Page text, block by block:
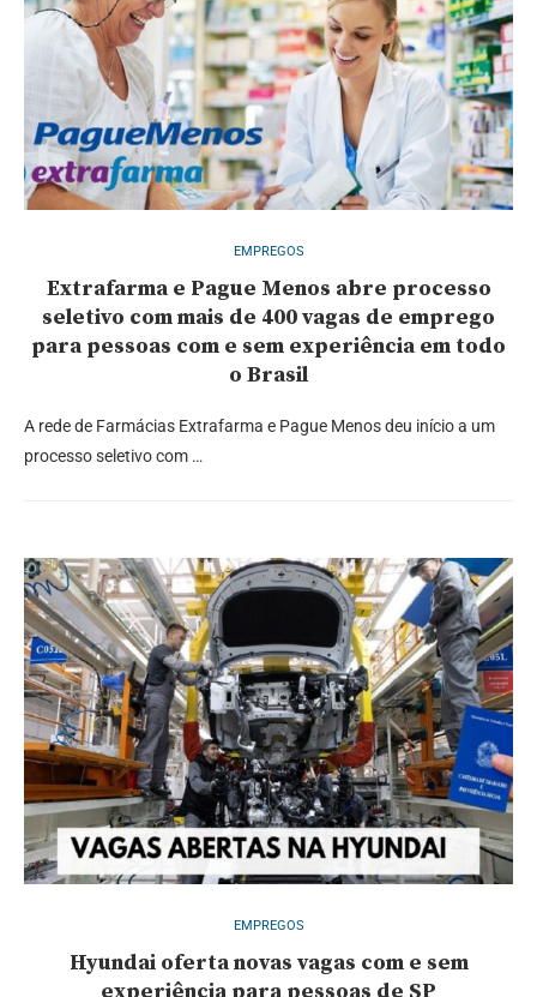
EMPREGOS
Extrafarma e Pague Menos abre processo
seletivo com mais de 400 vagas de emprego
para pessoas com e sem experiência em todo
o Brasil
A rede de Farmácias Extrafarma e Pague Menos deu início a um
processo seletivo com …
EMPREGOS
Hyundai oferta novas vagas com e sem
experiência para pessoas de SP